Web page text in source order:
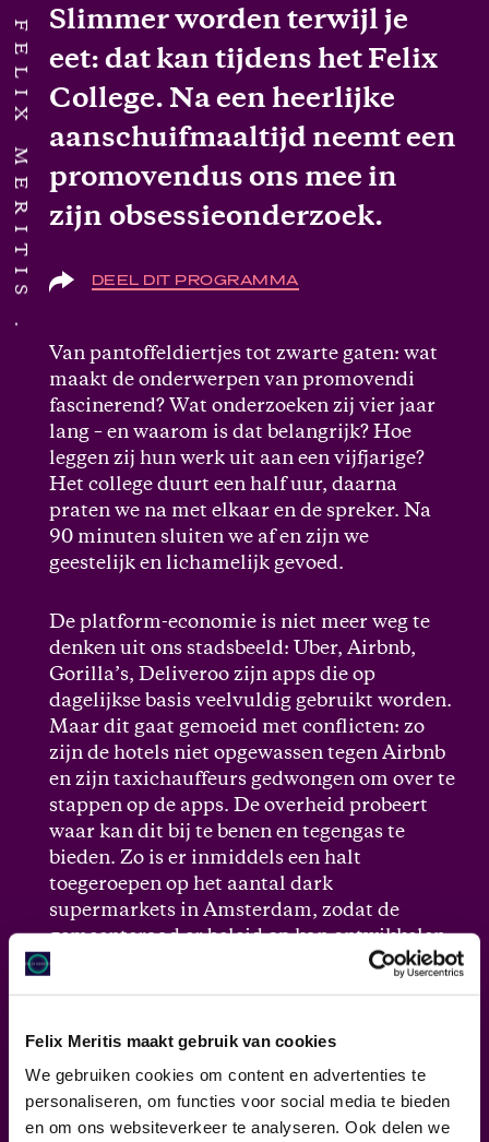
Felix Meritis maakt gebruik van cookies
We gebruiken cookies om content en advertenties te
personaliseren, om functies voor social media te bieden
en om ons websiteverkeer te analyseren. Ook delen we
FELIX MERITIS
Slimmer worden terwijl je
eet: dat kan tijdens het Felix
College. Na een heerlijke
aanschuifmaaltijd neemt een
promovendus ons mee in
zijn obsessieonderzoek.
DEEL DIT PROGRAMMA
Van pantoffeldiertjes tot zwarte gaten: wat
maakt de onderwerpen van promovendi
fascinerend? Wat onderzoeken zij vier jaar
lang – en waarom is dat belangrijk? Hoe
leggen zij hun werk uit aan een vijfjarige?
Het college duurt een half uur, daarna
praten we na met elkaar en de spreker. Na
90 minuten sluiten we af en zijn we
geestelijk en lichamelijk gevoed.
De platform-economie is niet meer weg te
denken uit ons stadsbeeld: Uber, Airbnb,
Gorilla’s, Deliveroo zijn apps die op
dagelijkse basis veelvuldig gebruikt worden.
Maar dit gaat gemoeid met conflicten: zo
zijn de hotels niet opgewassen tegen Airbnb
en zijn taxichauffeurs gedwongen om over te
stappen op de apps. De overheid probeert
waar kan dit bij te benen en tegengas te
bieden. Zo is er inmiddels een halt
toegeroepen op het aantal dark
supermarkets in Amsterdam, zodat de
gemeenteraad er beleid op kan ontwikkelen.
We zien vaak dat tech-apps sneller worden
dat de negatieve gevolgen voor de stad,
consument en ondernemer vaak in een
verder stadium zijn voor er kan worden
ingegrepen.